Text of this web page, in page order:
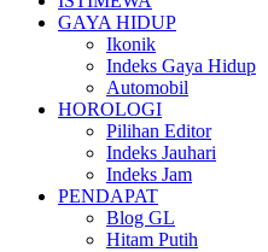
GAYA HIDUP
Ikonik
Indeks Gaya Hidup
Automobil
HOROLOGI
Pilihan Editor
Indeks Jauhari
Indeks Jam
PENDAPAT
Blog GL
Hitam Putih